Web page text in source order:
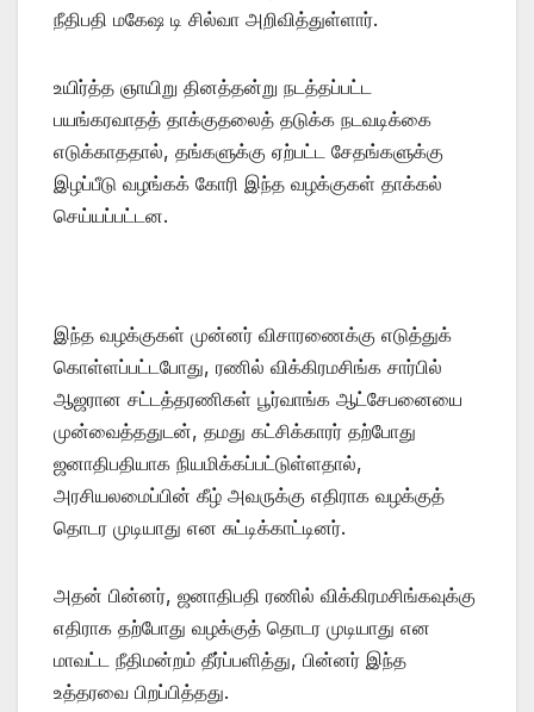
நீதிபதி மகேஷ டி சில்வா அறிவித்துள்ளார்.
உயிர்த்த ஞாயிறு தினத்தன்று நடத்தப்பட்ட
பயங்கரவாதத் தாக்குதலைத் தடுக்க நடவடிக்கை
எடுக்காததால், தங்களுக்கு ஏற்பட்ட சேதங்களுக்கு
இழப்பீடு வழங்கக் கோரி இந்த வழக்குகள் தாக்கல்
செய்யப்பட்டன.
இந்த வழக்குகள் முன்னர் விசாரணைக்கு எடுத்துக்
கொள்ளப்பட்டபோது, ​​ரணில் விக்கிரமசிங்க சார்பில்
ஆஜரான சட்டத்தரணிகள் பூர்வாங்க ஆட்சேபனையை
முன்வைத்ததுடன், தமது கட்சிக்காரர் தற்போது
ஜனாதிபதியாக நியமிக்கப்பட்டுள்ளதால்,
அரசியலமைப்பின் கீழ் அவருக்கு எதிராக வழக்குத்
தொடர முடியாது என சுட்டிக்காட்டினர்.
அதன் பின்னர், ஜனாதிபதி ரணில் விக்கிரமசிங்கவுக்கு
எதிராக தற்போது வழக்குத் தொடர முடியாது என
மாவட்ட நீதிமன்றம் தீர்ப்பளித்து, பின்னர் இந்த
உத்தரவை பிறப்பித்தது.